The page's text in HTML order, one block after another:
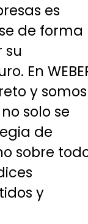
es
de forma
su
En
y somos
solo se
de
sobre
y